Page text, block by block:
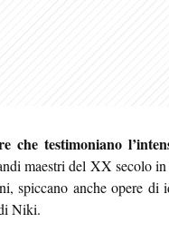
che testimoniano
maestri del XX secolo
spiccano anche opere di
Niki.